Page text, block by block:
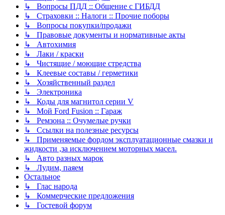
↳ Вопросы ПДД :: Общение с ГИБДД
↳ Страховки :: Налоги :: Прочие поборы
↳ Вопросы покупки/продажи
↳ Правовые документы и нормативные акты
↳ Автохимия
↳ Лаки / краски
↳ Чистящие / моющие стредства
↳ Клеевые составы / герметики
↳ Хозяйственный раздел
↳ Электроника
↳ Коды для магнитол серии V
↳ Мой Ford Fusion :: Гараж
↳ Ремзона :: Очумелые ручки
↳ Ссылки на полезные ресурсы
↳ Применяемые фордом эксплуатационные смазки и
жидкости ,за исключением моторных масел.
↳ Авто разных марок
↳ Лудим, паяем
Остальное
↳ Глас народа
↳ Коммерческие предложения
↳ Гостевой форум